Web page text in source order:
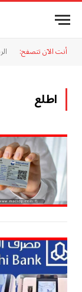
أنت الآن تتصفح:
اطلع